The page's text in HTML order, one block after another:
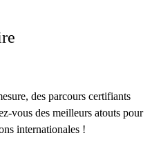
des parcours certifiants
vous des meilleurs atouts pour
internationales !